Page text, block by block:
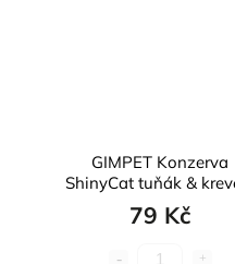
GIMPET Konzerva
ShinyCat tuňák &
& maltóza 2x70g
79 Kč